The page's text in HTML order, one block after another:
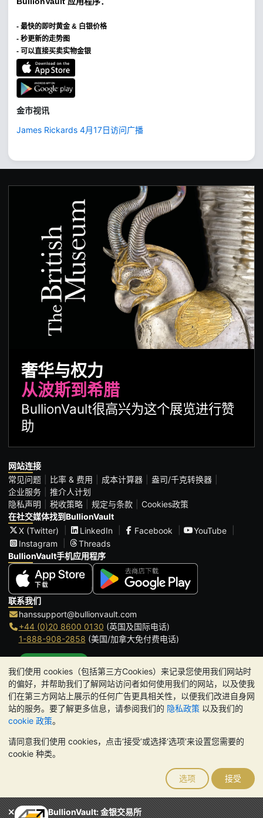
我们使用 cookies（包括第三方Cookies）来记录您使用我们网站时
的偏好，并帮助我们了解网站访问者如何使用我们的网站，以及使我
们在第三方网站上展示的任何广告更具相关性，以便我们改进自身网
站的服务。要了解更多信息，请参阅我们的 隐私政策 以及我们的
cookie 政策。
请同意我们使用 cookies，点击‘接受’或选择‘选项’来设置您需要的
cookie 种类。
选项 接受
BullionVault: 金银交易所
- 最快的即时黄金 & 白银价格
- 秒更新的走势图
- 可以直接买卖实物金银
金市视讯
James Rickards 4月17日访问广播
奢华与权力
从波斯到希腊
BullionVault很高兴为这个展览进行赞
助
网站连接
常见问题
比率 & 费用 成本计算器
盎司/千克转换器
企业服务
推介人计划
隐私声明
税收策略 规定与条款
Cookies政策
在社交媒体找到BullionVault
X (Twitter)
LinkedIn Facebook
YouTube
Instagram
Threads
BullionVault手机应用程序
联系我们
hanssupport@bullionvault.com
+44 (0)20 8600 0130 (英国及国际电话)
1-888-908-2858 (美国/加拿大免付费电话)
办公时间:
9am to 8:30pm (英国时间), 周一至周五
Galmarley Ltd T/A BullionVault
3 Shortlands (7th Floor)
London
W6 8DA
贵金属的价值可能下跌也可能上涨。历史趋势不能保证未来
的价格走势。BullionVault 网站及其任何通讯中的任何内容均不构成
投资建议。您应该考虑寻求专业建议，以确定投资并持有金条是否适